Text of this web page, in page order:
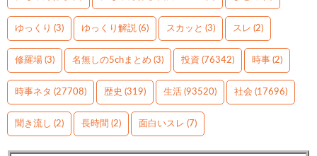
ゆっくり (3) ゆっくり解説 (6) スカッと (3) スレ (2)
修羅場 (3) 名無しの5chまとめ (3) 投資 (76342) 時事 (2)
時事ネタ (27708) 歴史 (319) 生活 (93520) 社会 (17696)
聞き流し (2) 長時間 (2) 面白いスレ (7)